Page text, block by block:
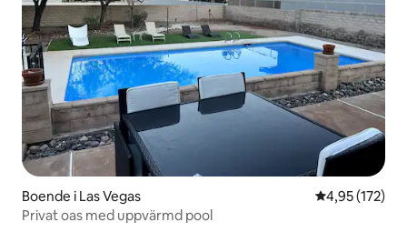
Boende i Las Vegas 4,95 av 5 i
4,95 (172)
Privat oas med uppvärmd pool